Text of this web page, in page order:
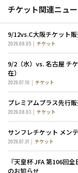
チケット関連ニュ
9/12vs.C大阪チケット
2026.08.05 チケット
9/2（水）vs. 名古屋 チ
在）
2026.07.10 チケット
プレミアムプラス先行
2026.08.03 チケット
サンフレチケット メン
2026.07.31 チケット
『天皇杯 JFA 第106回
のお知らせ